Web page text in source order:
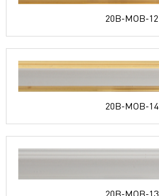
20B-MOB-12
20B-MOB-14
20B-MOB-13